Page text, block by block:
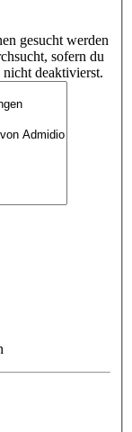
gesucht werden
sofern du
deaktivierst.